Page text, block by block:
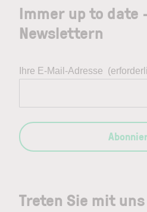
Treten Sie mit
Immer up to date
Newslettern
Ihre E-Mail-Adresse